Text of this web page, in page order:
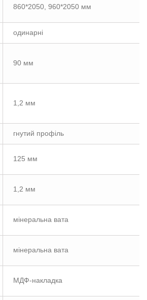
860*2050, 960*2050 мм
одинарні
90 мм
1,2 мм
гнутий профіль
125 мм
1,2 мм
мінеральна вата
мінеральна вата
МДФ-накладка